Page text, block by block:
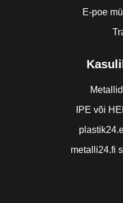
E-poe
IPE või
metalli24.fi